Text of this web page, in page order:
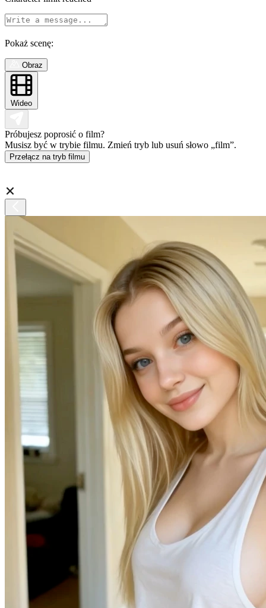
Pokaż scenę:
Obraz
Wideo
Próbujesz poprosić o film?
Musisz być w trybie filmu. Zmień tryb lub usuń słowo „film”.
Przełącz na tryb filmu